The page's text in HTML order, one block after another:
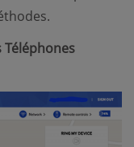
Téléphones